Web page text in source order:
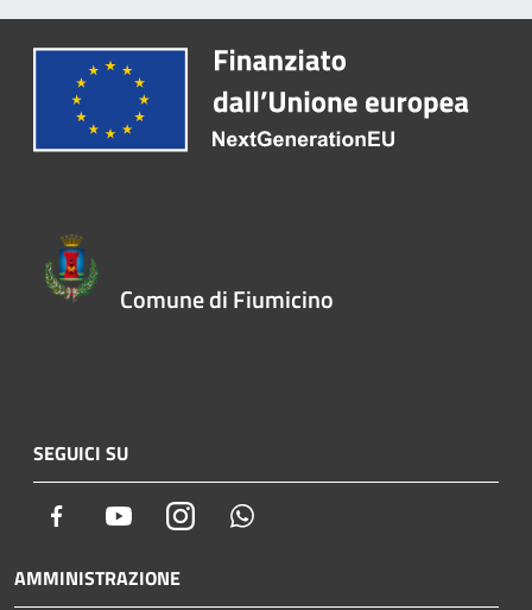
Comune di Fiumicino
SEGUICI SU
Facebook YoutubeInstagram
AMMINISTRAZIONE